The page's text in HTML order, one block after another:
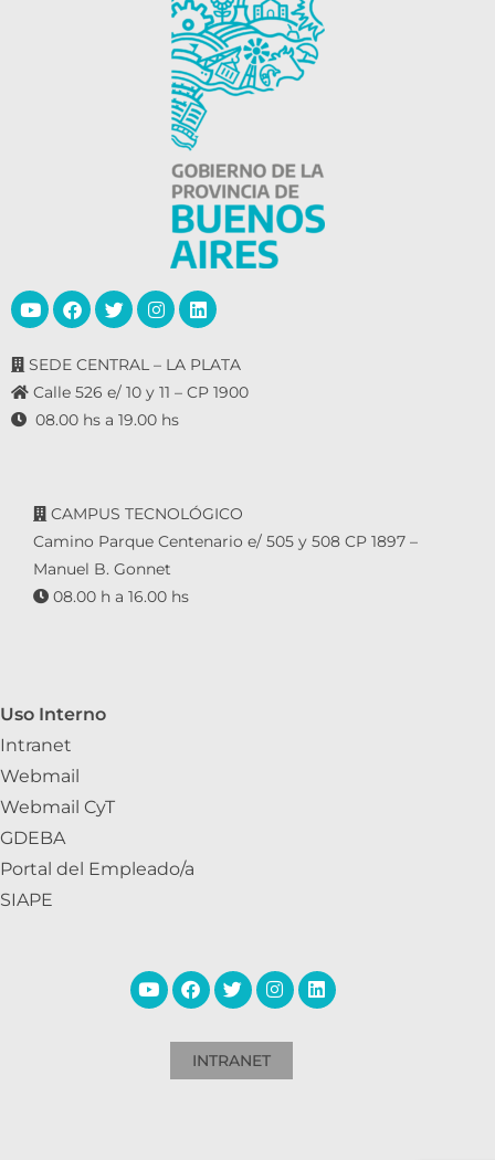
SEDE CENTRAL – LA PLATA
Calle 526 e/ 10 y 11 – CP 1900
08.00 hs a 19.00 hs
CAMPUS TECNOLÓGICO
Camino Parque Centenario e/ 505 y 508 CP 1897 –
Manuel B. Gonnet
08.00 h a 16.00 hs
Uso Interno
Intranet
Webmail
Webmail CyT
GDEBA
Portal del Empleado/a
SIAPE
INTRANET